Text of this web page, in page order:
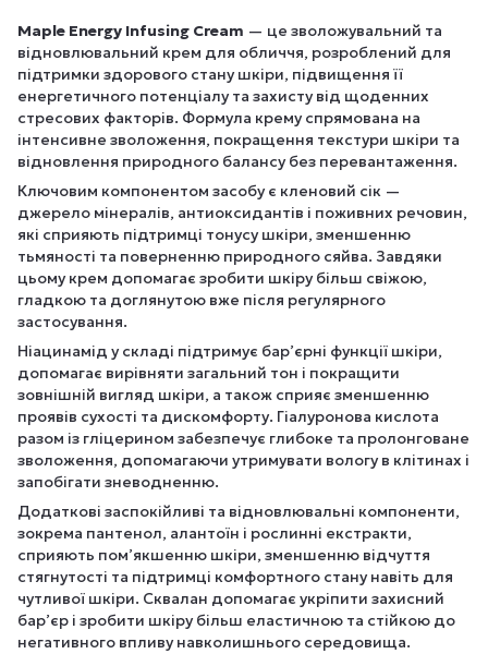
Maple Energy Infusing Cream — це зволожувальний та
відновлювальний крем для обличчя, розроблений для
підтримки здорового стану шкіри, підвищення її
енергетичного потенціалу та захисту від щоденних
стресових факторів. Формула крему спрямована на
інтенсивне зволоження, покращення текстури шкіри та
відновлення природного балансу без перевантаження.
Ключовим компонентом засобу є кленовий сік —
джерело мінералів, антиоксидантів і поживних речовин,
які сприяють підтримці тонусу шкіри, зменшенню
тьмяності та поверненню природного сяйва. Завдяки
цьому крем допомагає зробити шкіру більш свіжою,
гладкою та доглянутою вже після регулярного
застосування.
Ніацинамід у складі підтримує бар’єрні функції шкіри,
допомагає вирівняти загальний тон і покращити
зовнішній вигляд шкіри, а також сприяє зменшенню
проявів сухості та дискомфорту. Гіалуронова кислота
разом із гліцерином забезпечує глибоке та пролонговане
зволоження, допомагаючи утримувати вологу в клітинах і
запобігати зневодненню.
Додаткові заспокійливі та відновлювальні компоненти,
зокрема пантенол, алантоїн і рослинні екстракти,
сприяють пом’якшенню шкіри, зменшенню відчуття
стягнутості та підтримці комфортного стану навіть для
чутливої шкіри. Сквалан допомагає укріпити захисний
бар’єр і зробити шкіру більш еластичною та стійкою до
негативного впливу навколишнього середовища.